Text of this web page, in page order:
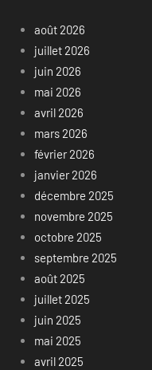
août 2026
juillet 2026
juin 2026
mai 2026
avril 2026
mars 2026
février 2026
janvier 2026
décembre 2025
novembre 2025
octobre 2025
septembre 2025
août 2025
juillet 2025
juin 2025
mai 2025
avril 2025